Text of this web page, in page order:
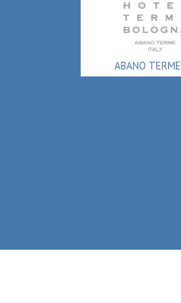
ABANO TERME